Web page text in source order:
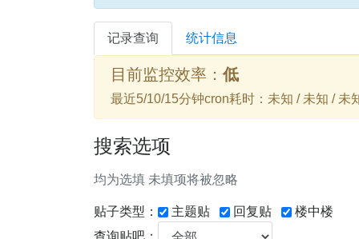
记录查询 统计信息
目前监控效率： 低
最近5/10/15分钟cron耗时：未知 / 未知 / 未
搜索选项
均为选填 未填项将被忽略
贴子类型： 主题贴 回复贴
楼中楼
查询贴吧：